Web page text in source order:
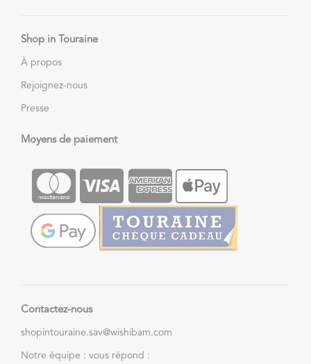
Shop in Touraine
À propos
Rejoignez-nous
Presse
Moyens de paiement
Contactez-nous
shopintouraine.sav@wishibam.com
Notre équipe : vous répond :